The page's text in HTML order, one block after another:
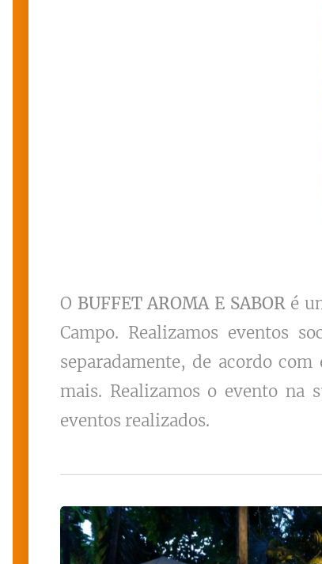
O BUFFET AROMA E SABORé
Campo. Realizamos eventos
separadamente, de acordo
mais. Realizamos o evento na
eventos realizados.